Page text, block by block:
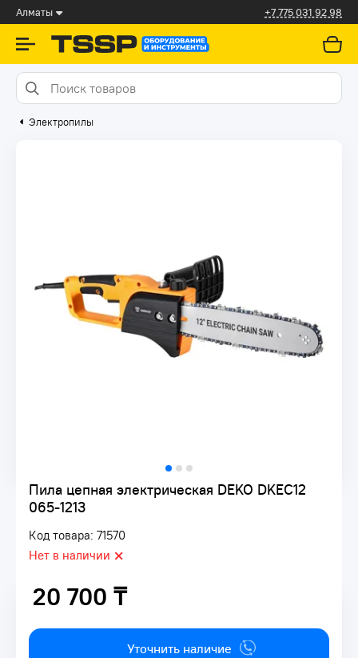
Алматы +7 775 031 92 98
Электропилы
Пила цепная электрическая DEKO DKEC12
065-1213
Код товара: 71570
Нет в наличии
20 700 ₸
20 700 ₸
Уточнить наличие